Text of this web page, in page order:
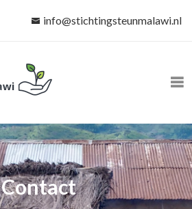
info@stichtingsteunmalawi.nl
Contact